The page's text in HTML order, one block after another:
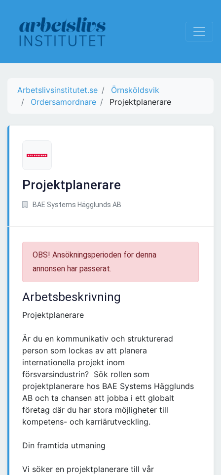
Arbetslivsinstitutet.se
Örnsköldsvik
Ordersamordnare
Projektplanerare
Projektplanerare
BAE Systems Hägglunds AB
OBS! Ansökningsperioden för denna
annonsen har passerat.
Arbetsbeskrivning
Projektplanerare
Är du en kommunikativ och strukturerad
person som lockas av att planera
internationella projekt inom
försvarsindustrin? Sök rollen som
projektplanerare hos BAE Systems Hägglunds
AB och ta chansen att jobba i ett globalt
företag där du har stora möjligheter till
kompetens- och karriärutveckling.
Din framtida utmaning
Vi söker en projektplanerare till vår